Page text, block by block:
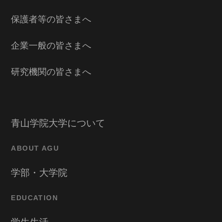
保護者等の皆さまへ
企業一般の皆さまへ
研究機関の皆さまへ
青山学院大学について
ABOUT AGU
学部・大学院
EDUCATION